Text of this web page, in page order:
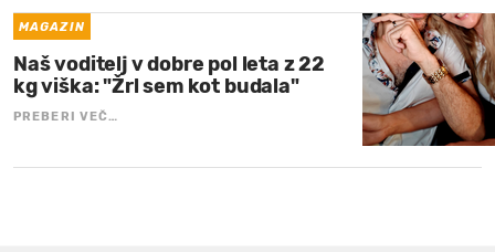
MAGAZIN
Naš voditelj v dobre pol leta z 22
kg viška: "Žrl sem kot budala"
PREBERI VEČ…